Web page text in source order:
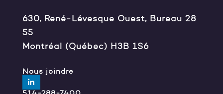
630, René-Lévesque Ouest, Bureau 28
55
Montréal (Québec) H3B 1S6
Nous joindre